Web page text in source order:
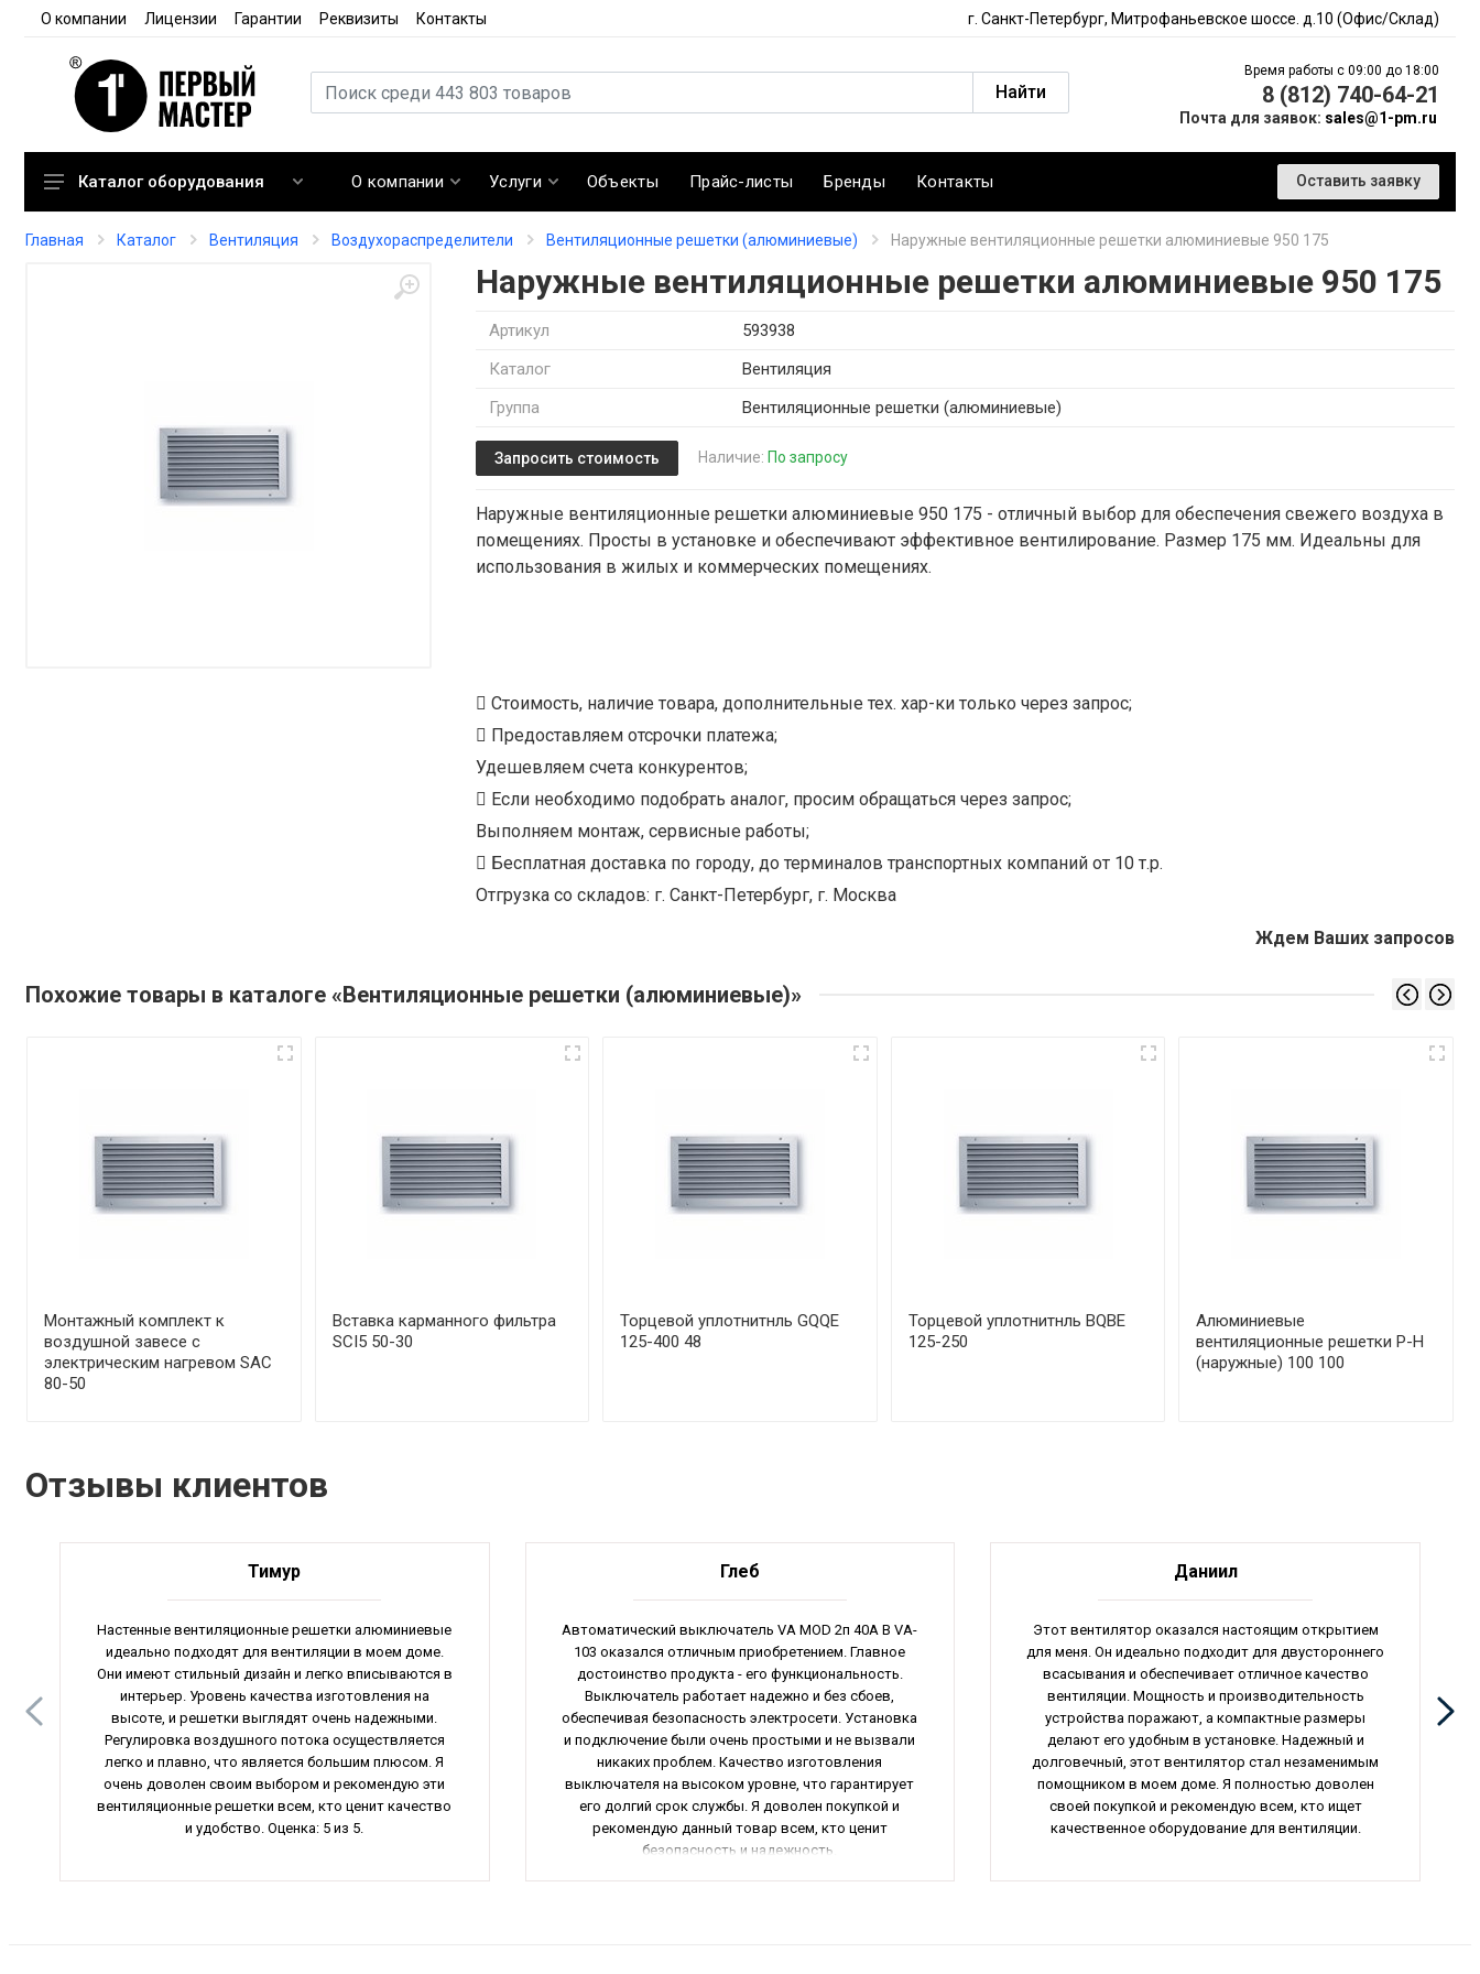
О компании Лицензии Гарантии Реквизиты Контакты г. Санкт-Петербург, Митрофаньевское шоссе. д.10 (Офис/Склад)
Найти
Время работы с 09:00 до 18:00
8 (812) 740-64-21
Почта для заявок: sales@1-pm.ru
Кондиционирование
Расходные материалы
Каталог оборудования О компании Услуги Объекты Прайс-листы Бренды Контакты Оставить заявку
Главная Каталог Вентиляция Воздухораспределители Вентиляционные решетки (алюминиевые) Наружные вентиляционные решетки алюминиевые 950 175
Наружные вентиляционные решетки алюминиевые 950 175
Артикул
593938
Каталог
Вентиляция
Группа
Вентиляционные решетки (алюминиевые)
Запросить стоимость Наличие: По запросу
Наружные вентиляционные решетки алюминиевые 950 175 - отличный выбор для обеспечения свежего воздуха в
помещениях. Просты в установке и обеспечивают эффективное вентилирование. Размер 175 мм. Идеальны для
использования в жилых и коммерческих помещениях.
Стоимость, наличие товара, дополнительные тех. хар-ки только через запрос;
Предоставляем отсрочки платежа;
Удешевляем счета конкурентов;
Если необходимо подобрать аналог, просим обращаться через запрос;
Выполняем монтаж, сервисные работы;
Бесплатная доставка по городу, до терминалов транспортных компаний от 10 т.р.
Отгрузка со складов: г. Санкт-Петербург, г. Москва
Ждем Ваших запросов
Похожие товары в каталоге «Вентиляционные решетки (алюминиевые)»
Монтажный комплект к
воздушной завесе с
электрическим нагревом SAC
80-50
Вставка карманного фильтра
SCI5 50-30
Торцевой уплотнитнль GQQE
125-400 48
Торцевой уплотнитнль BQBE
125-250
Алюминиевые
вентиляционные решетки Р-Н
(наружные) 100 100
Отзывы клиентов
Тимур
Настенные вентиляционные решетки алюминиевые
идеально подходят для вентиляции в моем доме.
Они имеют стильный дизайн и легко вписываются в
интерьер. Уровень качества изготовления на
высоте, и решетки выглядят очень надежными.
Регулировка воздушного потока осуществляется
легко и плавно, что является большим плюсом. Я
очень доволен своим выбором и рекомендую эти
вентиляционные решетки всем, кто ценит качество
и удобство. Оценка: 5 из 5.
Глеб
Автоматический выключатель VA MOD 2п 40А B VA-
103 оказался отличным приобретением. Главное
достоинство продукта - его функциональность.
Выключатель работает надежно и без сбоев,
обеспечивая безопасность электросети. Установка
и подключение были очень простыми и не вызвали
никаких проблем. Качество изготовления
выключателя на высоком уровне, что гарантирует
его долгий срок службы. Я доволен покупкой и
рекомендую данный товар всем, кто ценит
безопасность и надежность.
Даниил
Этот вентилятор оказался настоящим открытием
для меня. Он идеально подходит для двустороннего
всасывания и обеспечивает отличное качество
вентиляции. Мощность и производительность
устройства поражают, а компактные размеры
делают его удобным в установке. Надежный и
долговечный, этот вентилятор стал незаменимым
помощником в моем доме. Я полностью доволен
своей покупкой и рекомендую всем, кто ищет
качественное оборудование для вентиляции.